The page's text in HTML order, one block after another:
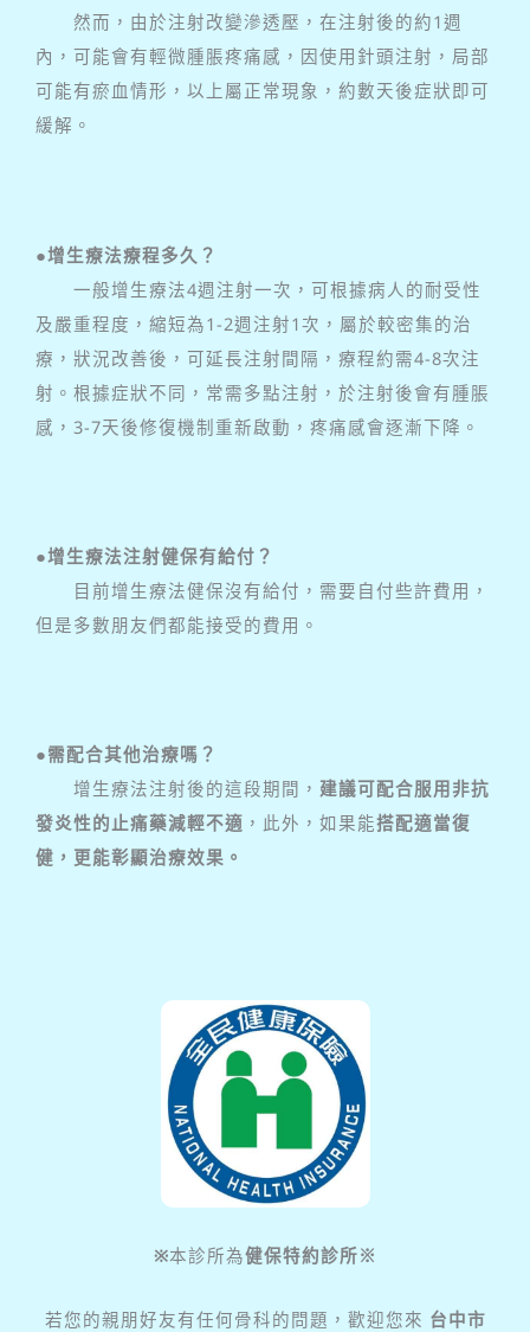
然而，由於注射改變滲透壓，在注射後的約1週
內，可能會有輕微腫脹疼痛感，因使用針頭注射，局部
可能有瘀血情形，以上屬正常現象，約數天後症狀即可
緩解。
●增生療法療程多久？
一般增生療法4週注射一次，可根據病人的耐受性
及嚴重程度，縮短為1-2週注射1次，屬於較密集的治
療，狀況改善後，可延長注射間隔，療程約需4-8次注
射。根據症狀不同，常需多點注射，於注射後會有腫脹
感，3-7天後修復機制重新啟動，疼痛感會逐漸下降。
●增生療法注射健保有給付？
目前增生療法健保沒有給付，需要自付些許費用，
但是多數朋友們都能接受的費用。
●需配合其他治療嗎？
增生療法注射後的這段期間， 建議可配合服用非抗
發炎性的止痛藥減輕不適 ，此外，如果能搭配適當復
健，更能彰顯治療效果。
※本診所為健保特約診所※
若您的親朋好友有任何骨科的問題，歡迎您來 台中市